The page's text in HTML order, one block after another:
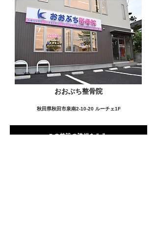
おおぶち整骨院
秋田県秋田市泉南2-10-20 ルーチェ1F
この施設の詳細をみる